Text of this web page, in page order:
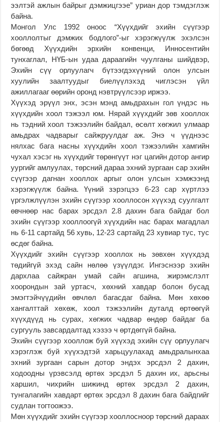
ээлтэй ажлын байрыг дэмжицгээе” уриан дор тэмдэглэж
байна.
Монгол Улс 1992 оноос “Хүүхдийг эхийн сүүгээр
хооллолтыг дэмжих бодлого”-ыг хэрэгжүүлж эхэлсэн
бөгөөд Хүүхдийн эрхийн конвенци, Инносентийн
тунхаглал, НҮБ-ын удаа дараагийн чуулганы шийдвэр,
Эхийн сүү орлуулагч бүтээгдэхүүний олон улсын
хуулийн заалтуудыг биелүүлэхэд чиглэсэн үйл
ажиллагааг өөрийн оронд нэвтрүүлсээр иржээ.
Хүүхэд эрүүл энх, эсэн мэнд амьдрахын гол үндэс нь
хүүхдийн хоол тэжээл юм. Нярай хүүхдийг зөв хооллох
нь тэдний хоол тэжээлийн байдал, өсөлт хөгжил улмаар
амьдрах чадварыг сайжруулдаг аж. Энэ ч үүднээс
нялхас бага насны хүүхдийн хоол тэжээлийн хамгийн
чухал хэсэг нь хүүхдийг төрөнгүүт нэг цагийн дотор ангир
уургийг амлуулах, төрсний дараа эхний зургаан сар эхийн
сүүгээр дагнан хооллох аргыг олон улсын хэмжээнд
хэрэгжүүлж байна. Үүний зэрэгцээ 6-23 сар хүртлээ
үргэлжлүүлэн эхийн сүүгээр хооллосон хүүхэд суулгалт
өвчнөөр нас барах эрсдэл 2.8 дахин бага байдаг бол
эхийн сүүгээр хооллоогүй хүүхдийн нас барах магадлал
нь 6-11 сартайд 56 хувь, 12-23 сартайд 23 хувиар тус, тус
өсдөг байна.
Хүүхдийг эхийн сүүгээр хооллох нь зөвхөн хүүхдэд
төдийгүй эхэд сайн нөлөө үзүүлдэг. Ингэснээр эхийн
дархлаа сайжран умай сайн агшина, жирэмслэлт
хоорондын зай уртасч, хөхний хавдар болон бусад
эмэгтэйчүүдийн өвчлөл багасдаг байна. Мөн хөхөө
хангалттай хөхөж, хоол тэжээлийн дуталд өртөөгүй
хүүхдүүд нь сурах, хөгжих чадвар өндөр байдаг ба
сургууль завсардалтад хэзээ ч өртдөггүй байна.
Эхийн сүүгээр хооллож буй хүүхэд эхийн сүү орлуулагч
хэрэглэж буй хүүхэдтэй харьцуулахад амьдралынхаа
эхний зургаан сарын дотор эндэх эрсдэл 2 дахин,
ходоодны үрэвсэлд өртөх эрсдэл 5 дахин их, арьсны
харшил, чихрийн шижинд өртөх эрсдэл 2 дахин,
тунгалагийн хавдарт өртөх эрсдэл 8 дахин бага байдгийг
судлан тогтоожээ.
Мөн хүүхдийг эхийн сүүгээр хооллосноор төрсний дараах